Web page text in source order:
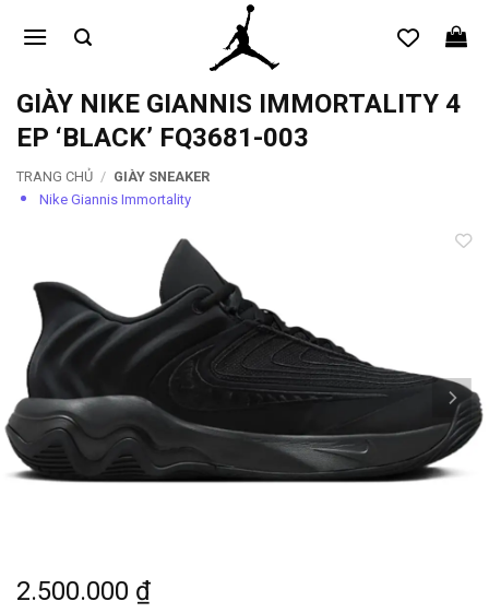
qua
dungGIÀY NIKE GIANNIS IMMORTALITY 4
EP ‘BLACK’ FQ3681-003
TRANG CHỦ / GIÀY SNEAKER
Nike Giannis Immortality
2.500.000 ₫